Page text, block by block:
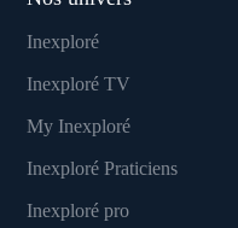
Inexploré
Inexploré TV
My Inexploré
Inexploré Praticiens
Inexploré pro